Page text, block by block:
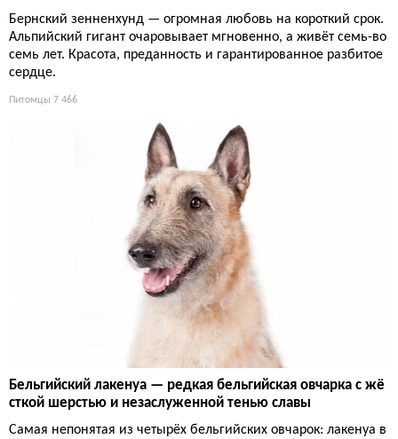
Бернский зенненхунд — огромная любовь на короткий срок.
Альпийский гигант очаровывает мгновенно, а живёт семь-во
семь лет. Красота, преданность и гарантированное разбитое
сердце.
Питомцы 7 466
Бельгийский лакенуа — редкая бельгийская овчарка с жё
сткой шерстью и незаслуженной тенью славы
Самая непонятая из четырёх бельгийских овчарок: лакенуа в